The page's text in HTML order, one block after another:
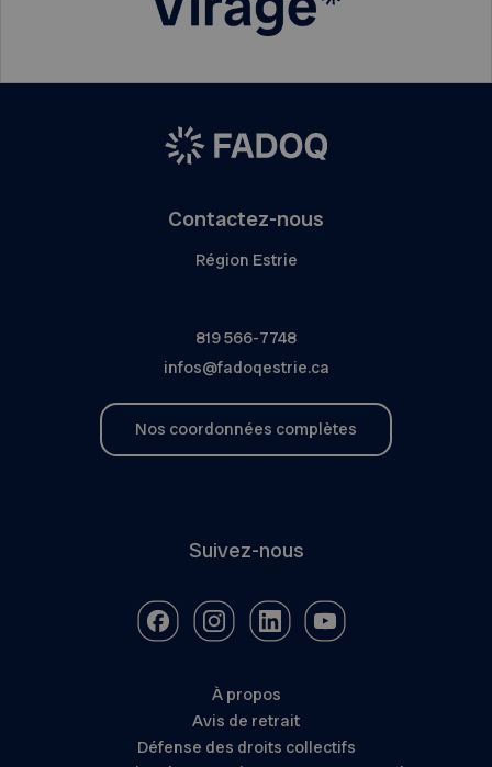
Contactez-nous
Région Estrie
819 566-7748
infos@fadoqestrie.ca
Nos coordonnées complètes
Suivez-nous
À propos
Avis de retrait
Défense des droits collectifs